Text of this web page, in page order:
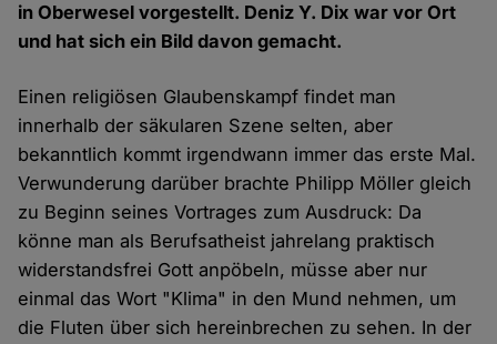
in Oberwesel vorgestellt. Deniz Y. Dix war vor Ort
und hat sich ein Bild davon gemacht.
Einen religiösen Glaubenskampf findet man
innerhalb der säkularen Szene selten, aber
bekanntlich kommt irgendwann immer das erste Mal.
Verwunderung darüber brachte Philipp Möller gleich
zu Beginn seines Vortrages zum Ausdruck: Da
könne man als Berufsatheist jahrelang praktisch
widerstandsfrei Gott anpöbeln, müsse aber nur
einmal das Wort "Klima" in den Mund nehmen, um
die Fluten über sich hereinbrechen zu sehen. In der